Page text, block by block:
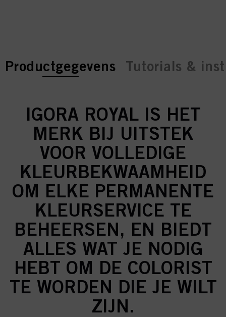
current tab:
current tab:
Productgegevens Tutorials &
IGORA ROYAL IS HET
MERK BIJ UITSTEK
VOOR VOLLEDIGE
KLEURBEKWAAMHEID
OM ELKE PERMANENTE
KLEURSERVICE TE
BEHEERSEN, EN BIEDT
ALLES WAT JE NODIG
HEBT OM DE COLORIST
TE WORDEN DIE JE WILT
ZIJN.